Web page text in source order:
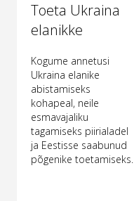
Toeta Ukraina
elanikke
Kogume annetusi
Ukraina elanike
abistamiseks
kohapeal, neile
esmavajaliku
tagamiseks piirialadel
ja Eestisse saabunud
põgenike toetamiseks.